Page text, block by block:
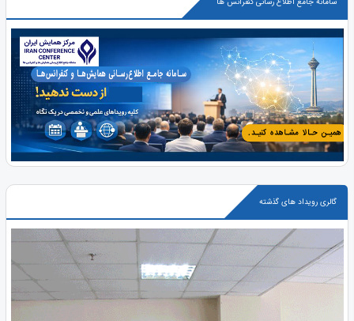
گالری رویداد های گذشته